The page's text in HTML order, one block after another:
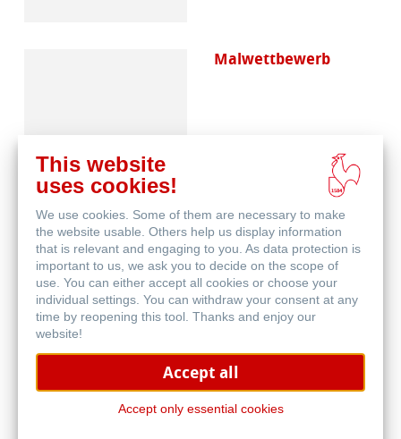
Malwettbewerb
Skizzenpapiere
Skizzenbücher
This website
uses cookies!
We use cookies. Some of them are necessary to make
the website usable. Others help us display information
that is relevant and engaging to you. As data protection is
important to us, we ask you to decide on the scope of
use. You can either accept all cookies or choose your
individual settings. You can withdraw your consent at any
time by reopening this tool. Thanks and enjoy our
website!
Accept all
Accept only essential cookies